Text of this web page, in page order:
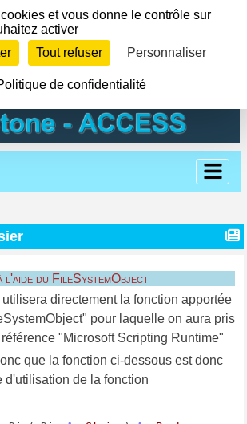
l'aide du FileSystemObject
directement la fonction apportée
pour laquelle on aura pris
"Microsoft Scripting Runtime"
que la fonction ci-dessous est donc
d'utilisation de la fonction
des cookies
et vous donne le contrôle sur
activer
Tout refuser Personnaliser
de confidentialité